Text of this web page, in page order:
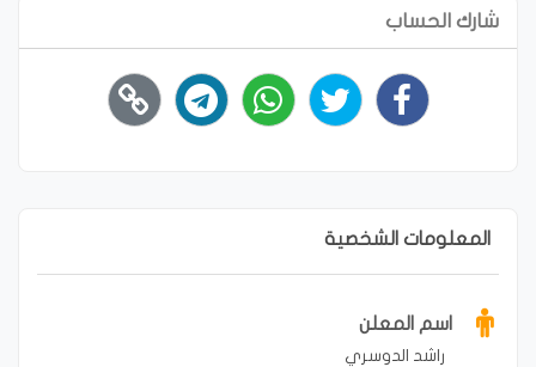
شارك الحساب
المعلومات الشخصية
اسم المعلن
راشد الدوسري